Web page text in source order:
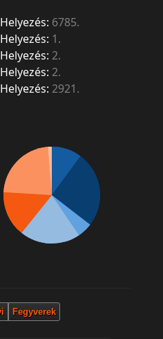
Helyezés: 6785.
Helyezés: 1.
Helyezés: 2.
Helyezés: 2.
Helyezés: 2921.